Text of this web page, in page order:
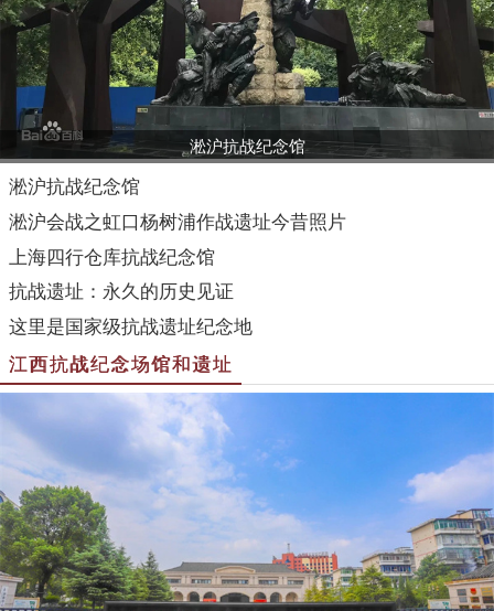
淞沪抗战纪念馆
淞沪抗战纪念馆
淞沪会战之虹口杨树浦作战遗址今昔照片
上海四行仓库抗战纪念馆
抗战遗址：永久的历史见证
这里是国家级抗战遗址纪念地
江西抗战纪念场馆和遗址